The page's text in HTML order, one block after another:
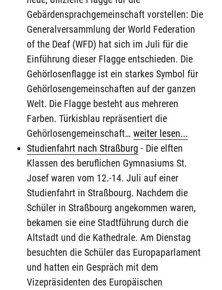
Gebärdensprachgemeinschaft vorstellen: Die
Generalversammlung der World Federation
of the Deaf (WFD) hat sich im Juli für die
Einführung dieser Flagge entschieden. Die
Gehörlosenflagge ist ein starkes Symbol für
Gehörlosengemeinschaften auf der ganzen
Welt. Die Flagge besteht aus mehreren
Farben. Türkisblau repräsentiert die
Gehörlosengemeinschaft…weiter lesen...
Studienfahrt nach Straßburg - Die elften
Klassen des beruflichen Gymnasiums St.
Josef waren vom 12.-14. Juli auf einer
Studienfahrt in Straßbourg. Nachdem die
Schüler in Straßbourg angekommen waren,
bekamen sie eine Stadtführung durch die
Altstadt und die Kathedrale. Am Dienstag
besuchten die Schüler das Europaparlament
und hatten ein Gespräch mit dem
Vizepräsidenten des Europäischen